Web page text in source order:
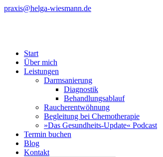
Zum
praxis@helga-wiesmann.de
Start
Über mich
Leistungen
Darmsanierung
Diagnostik
Behandlungsablauf
Raucherentwöhnung
Begleitung bei Chemotherapie
»Das Gesundheits-Update« Podcast
Termin buchen
Blog
Kontakt